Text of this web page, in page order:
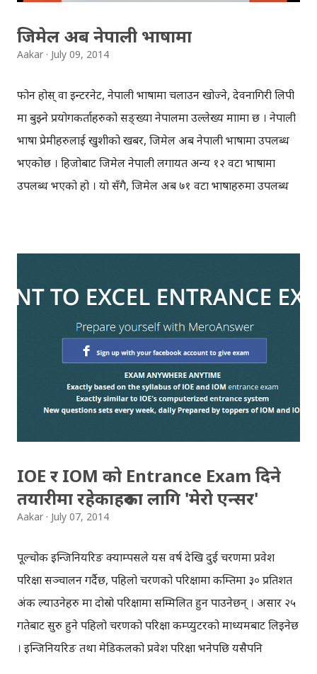
जिमेल अब नेपाली भाषामा
Aakar July 09, 2014
फोन होस् वा इन्टरनेट, नेपाली भाषामा चलाउन खोज्ने, देवनागिरी लिपी
मात्र बुझ्ने प्रयोगकर्ताहरुको सङ्ख्या नेपालमा उल्लेख्य मात्रामा छ । नेपाली
भाषा प्रेमीहरुलाई खुशीको खबर, जिमेल अब नेपाली भाषामा उपलब्ध
भएकोछ । हिजोबाट जिमेल नेपाली लगायत अन्य १२ वटा भाषामा
उपलब्ध भएको हो । यो सँगै, जिमेल अब ७१ वटा भाषाहरुमा उपलब्ध
भएको हो, गतवर्ष डिसेम्बरमा गुगल ट्रान्सलेटमा नेपाली भाषा समावेश
'साइन इन' गर्नुस् २) दायाँ छेउको 'गियर आइकन' क्लिक गर्नुस् ३)
सेटिङ्स छान्नुस् ४) सेटिङ्स पेजको माथिल्लो भागमा 'जिमेल डिस्प्ले
ल्याङ्गवेज' लेखिएको हुन्छ, त्यहाँको 'ड्रप डाउन' मेनुबाट 'नेपाली' भाषा
छान्नुस् ५) पेजको तलको बटनबाट सेटिङ सेभ गर्नुस् अब तपाईको
जिमेल एकपटक रिलोड हुनेछ, त्यसपछि जिमेल नेपाली भाषामा प्रयोग
गर्नसक्नुहुन्छ । जिमेल नेपाली भाषामा भन्नुको मतलब तपाईले जिमेलमा
IOE र IOM को Entrance Exam दिने
तयारीमा रहेकाहरुका लागि 'मेरो एन्सर'
Aakar July 07, 2014
पूल्चोक इन्जिनियरिङ क्याम्पसले यस वर्ष देखि दुई चरणमा प्रवेश
परिक्षा सञ्चालन गर्दैछ, पहिलो चरणको परिक्षामा कम्तिमा ३० प्रतिशत
अंक ल्याउनेहरु मात्र दोस्रो परिक्षामा सम्मिलित हुन पाउनेछन् । असार २५
गतेबाट सुरु हुने पहिलो चरणको परिक्षा कम्प्युटरको माध्यमबाट लिइनेछ
। इन्जिनियरिङ तथा मेडिकलको प्रवेश परिक्षा भनेपछि यसैपनि